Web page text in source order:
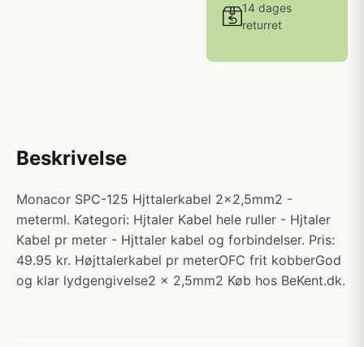
14 dages
returret
Beskrivelse
Monacor SPC-125 Hjttalerkabel 2x2,5mm2 -
meterml. Kategori: Hjtaler Kabel hele ruller - Hjtaler
Kabel pr meter - Hjttaler kabel og forbindelser. Pris:
49.95 kr. Højttalerkabel pr meterOFC frit kobberGod
og klar lydgengivelse2 x 2,5mm2 Køb hos BeKent.dk.